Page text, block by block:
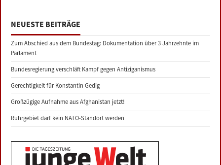
NEUESTE BEITRÄGE
Zum Abschied aus dem Bundestag: Dokumentation über 3 Jahrzehnte im
Parlament
Bundesregierung verschläft Kampf gegen Antiziganismus
Gerechtigkeit für Konstantin Gedig
Großzügige Aufnahme aus Afghanistan jetzt!
Ruhrgebiet darf kein NATO-Standort werden